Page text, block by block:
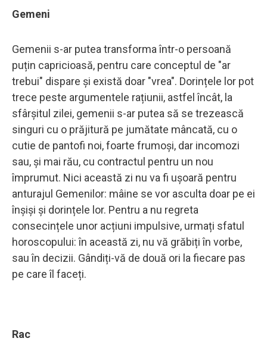
Gemeni
Gemenii s-ar putea transforma într-o persoană
puțin capricioasă, pentru care conceptul de "ar
trebui" dispare și există doar "vrea". Dorințele lor pot
trece peste argumentele rațiunii, astfel încât, la
sfârșitul zilei, gemenii s-ar putea să se trezească
singuri cu o prăjitură pe jumătate mâncată, cu o
cutie de pantofi noi, foarte frumoși, dar incomozi
sau, și mai rău, cu contractul pentru un nou
împrumut. Nici această zi nu va fi ușoară pentru
anturajul Gemenilor: mâine se vor asculta doar pe ei
înșiși și dorințele lor. Pentru a nu regreta
consecințele unor acțiuni impulsive, urmați sfatul
horoscopului: în această zi, nu vă grăbiți în vorbe,
sau în decizii. Gândiți-vă de două ori la fiecare pas
pe care îl faceți.
Rac